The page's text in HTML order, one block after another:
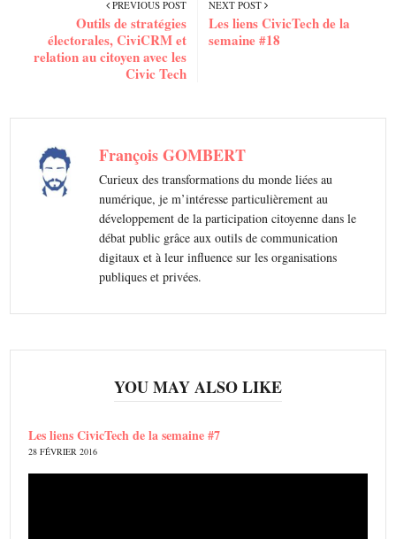
NEXT POST
Les liens CivicTech de la
semaine #18
PREVIOUS POST
Outils de stratégies
électorales, CiviCRM et
relation au citoyen avec les
Civic Tech
François GOMBERT
Curieux des transformations du monde liées au
numérique, je m’intéresse particulièrement au
développement de la participation citoyenne dans le
débat public grâce aux outils de communication
digitaux et à leur influence sur les organisations
publiques et privées.
YOU MAY ALSO LIKE
Les liens CivicTech de la semaine #7
28 FÉVRIER 2016